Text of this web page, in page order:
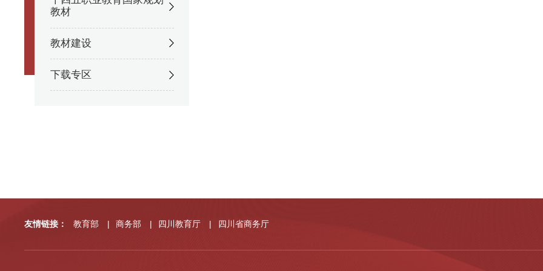
教材
教材建设
下载专区
友情链接： 教育部 商务部 四川教育厅 四川省商务厅